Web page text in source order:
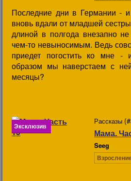
Последние дни в Германии -
вновь вдали от младшей
длиной в полгода внезапно
чем-то невыносимым. Ведь
приедет погостить ко мне -
образом мы наверстаем с
месяцы?
Эксклюзив
Рассказы
Мама.
Seeg